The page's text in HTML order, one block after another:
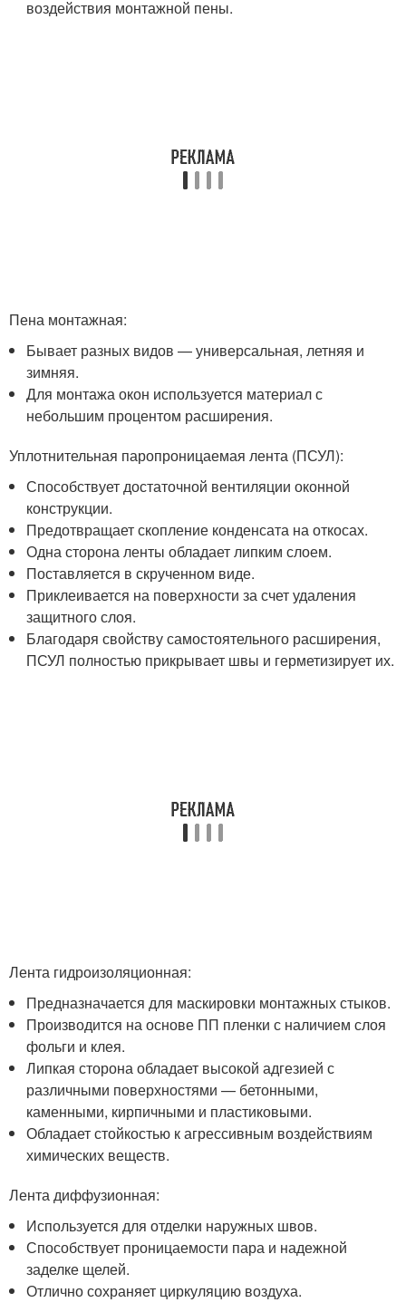
воздействия монтажной пены.
Пена монтажная:
Бывает разных видов — универсальная, летняя и
зимняя.
Для монтажа окон используется материал с
небольшим процентом расширения.
Уплотнительная паропроницаемая лента (ПСУЛ):
Способствует достаточной вентиляции оконной
конструкции.
Предотвращает скопление конденсата на откосах.
Одна сторона ленты обладает липким слоем.
Поставляется в скрученном виде.
Приклеивается на поверхности за счет удаления
защитного слоя.
Благодаря свойству самостоятельного расширения,
ПСУЛ полностью прикрывает швы и герметизирует их.
Лента гидроизоляционная:
Предназначается для маскировки монтажных стыков.
Производится на основе ПП пленки с наличием слоя
фольги и клея.
Липкая сторона обладает высокой адгезией с
различными поверхностями — бетонными,
каменными, кирпичными и пластиковыми.
Обладает стойкостью к агрессивным воздействиям
химических веществ.
Лента диффузионная:
Используется для отделки наружных швов.
Способствует проницаемости пара и надежной
заделке щелей.
Отлично сохраняет циркуляцию воздуха.